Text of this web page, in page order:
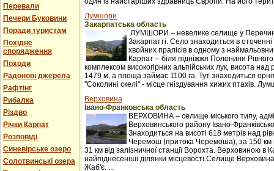
Перевали
Печери Буковини
Поради туристам
Похідне
спорядження
Походи
Радонові джерела
Рафтінг
Рибалка
Різдво
Річки Карпат
Розповіді
Синевірське озеро
Солотвинські озера
Лумшори
Закарпатська область
ЛУМШОРИ – невелике селище у
Закарпатті. Село знаходиться в оточенні
хвойних пралісів в одному з
Карпат – біля підніжжя Полонини
комплексом високогірних альпійських лук, висота над
1479 м, а площа займає 1100 га. Тут знаходиться
"Соколині скелі" - місце гніздування хижих птахів.
Верховина
Івано-Франковська область
ВЕРХОВИНА – селище міського типу,
Верховинського району Івано-
Знаходиться на висоті 618 метрів над
Черемош (притока Черемоша), за 150 км
31 км від залізничної станції Ворохта. Верховиною в
найпіднесеніші ділянки місцевості.Селище
Жаб'є. ...